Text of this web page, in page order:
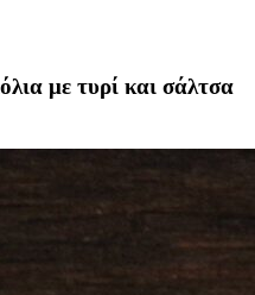
με τυρί και σάλτσα